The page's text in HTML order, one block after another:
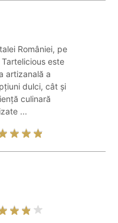
României, pe
este
artizanală a
dulci, cât și
culinară
...